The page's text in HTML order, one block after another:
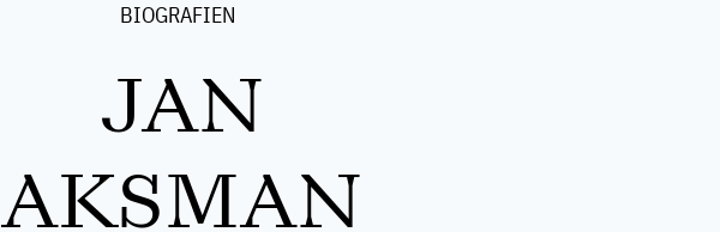
BIOGRAFIEN
JAN
AKSMAN